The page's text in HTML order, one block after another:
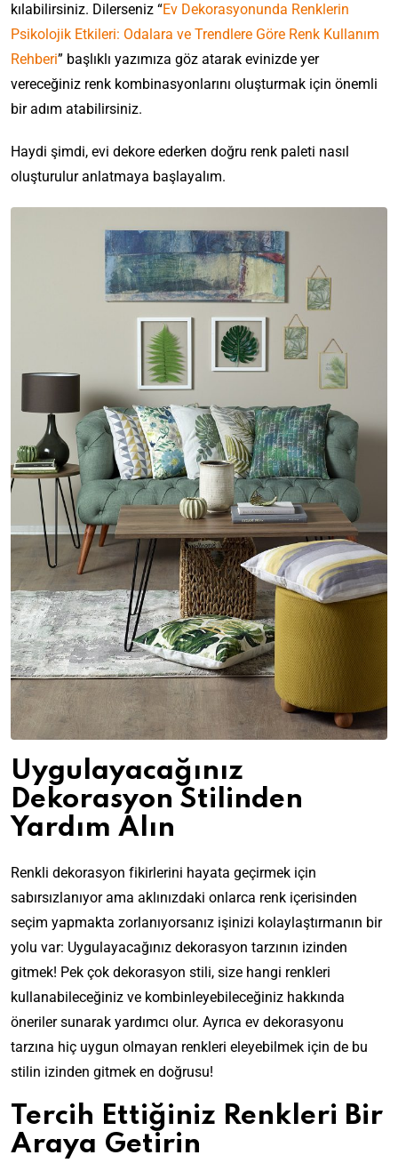
kılabilirsiniz. Dilerseniz “Ev Dekorasyonunda Renklerin
Psikolojik Etkileri: Odalara ve Trendlere Göre Renk Kullanım
Rehberi” başlıklı yazımıza göz atarak evinizde yer
vereceğiniz renk kombinasyonlarını oluşturmak için önemli
bir adım atabilirsiniz.
Haydi şimdi, evi dekore ederken doğru renk paleti nasıl
oluşturulur anlatmaya başlayalım.
Uygulayacağınız
Dekorasyon Stilinden
Yardım Alın
Renkli dekorasyon fikirlerini hayata geçirmek için
sabırsızlanıyor ama aklınızdaki onlarca renk içerisinden
seçim yapmakta zorlanıyorsanız işinizi kolaylaştırmanın bir
yolu var: Uygulayacağınız dekorasyon tarzının izinden
gitmek! Pek çok dekorasyon stili, size hangi renkleri
kullanabileceğiniz ve kombinleyebileceğiniz hakkında
öneriler sunarak yardımcı olur. Ayrıca ev dekorasyonu
tarzına hiç uygun olmayan renkleri eleyebilmek için de bu
stilin izinden gitmek en doğrusu!
Tercih Ettiğiniz Renkleri Bir
Araya Getirin